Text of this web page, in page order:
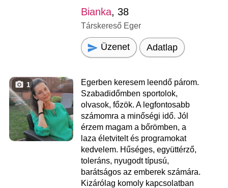
Bianka, 38
Társkereső Eger
Üzenet Adatlap
1
Egerben keresem leendő párom.
Szabadidőmben sportolok,
olvasok, főzök. A legfontosabb
számomra a minőségi idő. Jól
érzem magam a bőrömben, a
laza életvitelt és programokat
kedvelem. Hűséges, együttérző,
toleráns, nyugodt típusú,
barátságos az emberek számára.
Kizárólag komoly kapcsolatban